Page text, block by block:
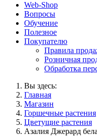
Web-Shop
Вопросы
Обучение
Полезное
Покупателю
Правила
Розничная
Обработка
Вы здесь:
Главная
Магазин
Горшечные растения
Цветущие растения
Азалия Джерард